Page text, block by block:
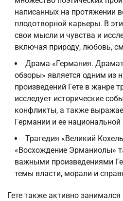
написанных на протяжении
плодотворной карьеры. В
свои мысли и чувства и
включая природу, любовь,
Драма «Германия.
обзоры» является одним из
произведений Гете в жанре
исследует исторические
конфликты, а также
Германии и ее национальной
Трагедия «Великий
«Восхождение Эрманиолы»
важными произведениями
темы власти, морали и
Гете также активно